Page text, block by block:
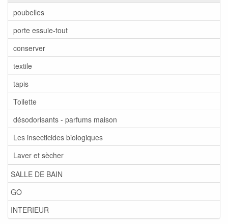
poubelles
porte essuie-tout
conserver
textile
tapis
Toilette
désodorisants - parfums maison
Les insecticides biologiques
Laver et sècher
SALLE DE BAIN
GO
INTERIEUR